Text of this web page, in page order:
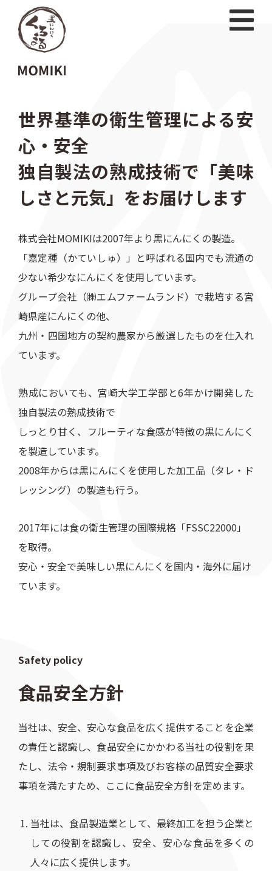
世界基準の衛生管理による安
心・安全
独自製法の熟成技術で「美味
しさと元気」をお届けします
株式会社MOMIKIは2007年より黒にんにくの製造。
「嘉定種（かていしゅ）」と呼ばれる国内でも流通の
少ない希少なにんにくを使用しています。
グループ会社（㈱エムファームランド）で栽培する宮
崎県産にんにくの他、
九州・四国地方の契約農家から厳選したものを仕入れ
ています。
熟成においても、宮崎大学工学部と6年かけ開発した
独自製法の熟成技術で
しっとり甘く、フルーティな食感が特徴の黒にんにく
を製造しています。
2008年からは黒にんにくを使用した加工品（タレ・ド
レッシング）の製造も行う。
2017年には食の衛生管理の国際規格「FSSC22000」
を取得。
安心・安全で美味しい黒にんにくを国内・海外に届け
ています。
Safety policy
食品安全方針
当社は、安全、安心な食品を広く提供することを企業
の責任と認識し、食品安全にかかわる当社の役割を果
たし、法令・規制要求事項及びお客様の品質安全要求
事項を満たすため、ここに食品安全方針を定めます。
当社は、食品製造業として、最終加工を担う企業と
しての役割を認識し、安全、安心な食品を多くの
人々に広く提供します。